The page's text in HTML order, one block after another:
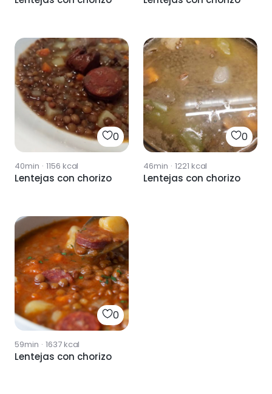
0
40min · 1156 kcal
Lentejas con chorizo
0
46min · 1221 kcal
Lentejas con chorizo
0
59min · 1637kcal
Lentejas con chorizo